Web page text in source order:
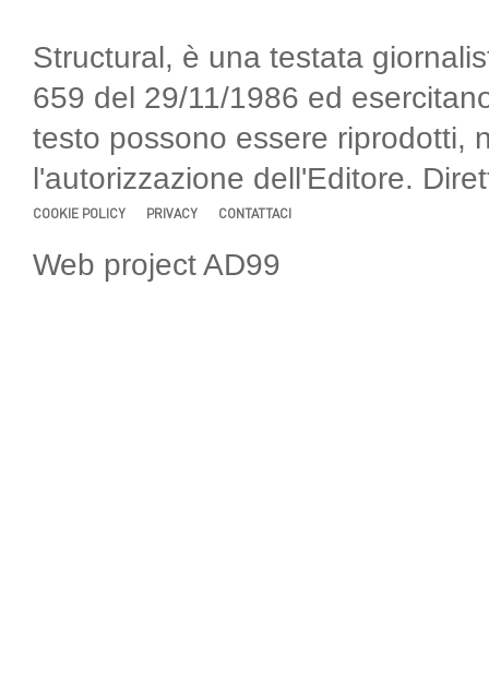
Structural, è una testata
659 del 29/11/1986 ed
testo possono essere riprodotti,
l'autorizzazione dell'Editore.
COOKIE POLICY PRIVACY CONTATTACI
Web project AD99